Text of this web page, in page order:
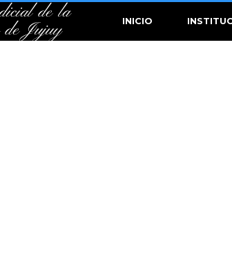
de la
de Jujuy
INICIO